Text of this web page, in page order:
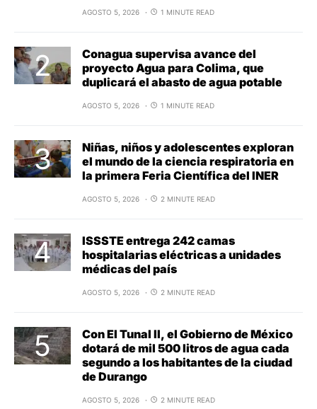
AGOSTO 5, 2026 1 MINUTE READ
Conagua supervisa avance del
proyecto Agua para Colima, que
duplicará el abasto de agua potable
AGOSTO 5, 2026 1 MINUTE READ
Niñas, niños y adolescentes exploran
el mundo de la ciencia respiratoria en
la primera Feria Científica del INER
AGOSTO 5, 2026 2 MINUTE READ
ISSSTE entrega 242 camas
hospitalarias eléctricas a unidades
médicas del país
AGOSTO 5, 2026 2 MINUTE READ
Con El Tunal II, el Gobierno de México
dotará de mil 500 litros de agua cada
segundo a los habitantes de la ciudad
de Durango
AGOSTO 5, 2026 2 MINUTE READ